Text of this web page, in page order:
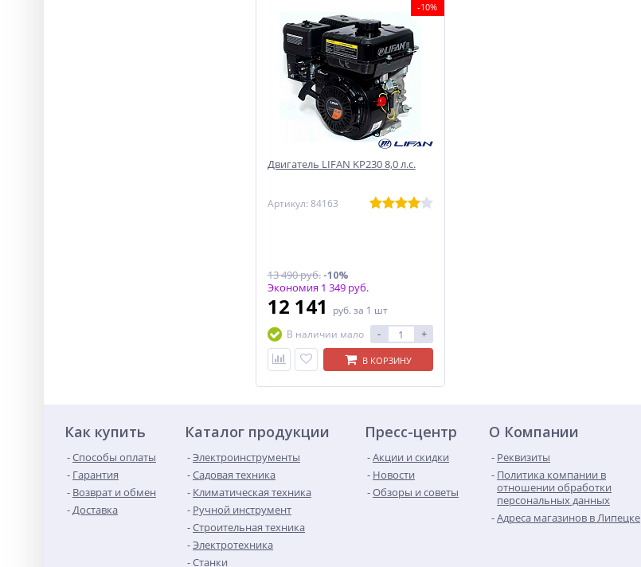
-10%
Двигатель LIFAN KP230 8,0 л.с.
Артикул: 84163
13 490 руб.-10%
Экономия 1 349 руб.
12 141 руб. за 1 шт
В наличии мало
- +
В КОРЗИНУ
Как купить
Способы оплаты
Гарантия
Возврат и обмен
Доставка
Каталог продукции
Электроинструменты
Садовая техника
Климатическая техника
Ручной инструмент
Строительная техника
Электротехника
Станки
Пресс-центр
Акции и скидки
Новости
Обзоры и советы
О Компании
Реквизиты
Политика компании в
отношении обработки
персональных данных
Адреса магазинов в Липецке